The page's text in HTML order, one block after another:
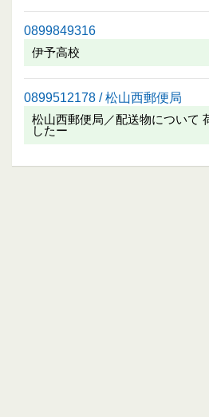
0899849316
伊予高校
0899512178 / 松山西郵便局
松山西郵便局／配送物について
したー